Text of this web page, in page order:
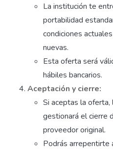
La institución te
portabilidad
condiciones
nuevas.
Esta oferta será
hábiles bancarios.
Aceptación y cierre:
Si aceptas la oferta,
gestionará el cierre
proveedor original.
Podrás arrepentirte